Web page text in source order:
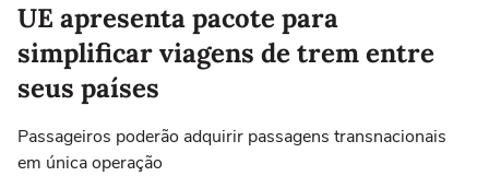
UE apresenta pacote para
simplificar viagens de trem entre
seus países
Passageiros poderão adquirir passagens transnacionais
em única operação